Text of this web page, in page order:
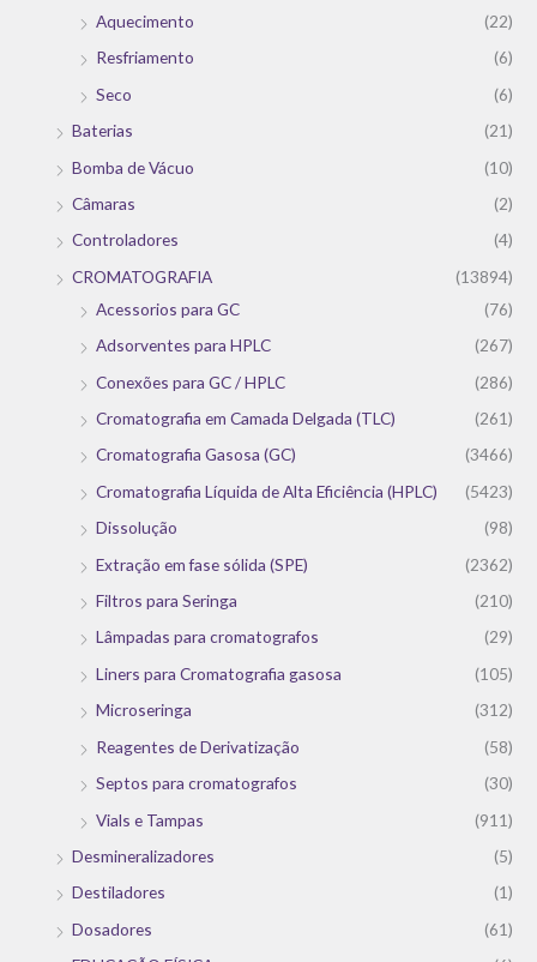
Aquecimento
(22)
Resfriamento
(6)
Seco
(6)
Baterias
(21)
Bomba de Vácuo
(10)
Câmaras
(2)
Controladores
(4)
CROMATOGRAFIA
(13894)
Acessorios para GC
(76)
Adsorventes para HPLC
(267)
Conexões para GC / HPLC
(286)
Cromatografia em Camada Delgada (TLC)
(261)
Cromatografia Gasosa (GC)
(3466)
Cromatografia Líquida de Alta Eficiência (HPLC)
(5423)
Dissolução
(98)
Extração em fase sólida (SPE)
(2362)
Filtros para Seringa
(210)
Lâmpadas para cromatografos
(29)
Liners para Cromatografia gasosa
(105)
Microseringa
(312)
Reagentes de Derivatização
(58)
Septos para cromatografos
(30)
Vials e Tampas
(911)
Desmineralizadores
(5)
Destiladores
(1)
Dosadores
(61)